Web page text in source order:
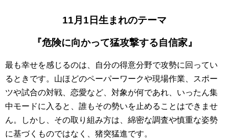
11月1日生まれのテーマ
『危険に向かって猛攻撃する自信家』
最も幸せを感じるのは、自分の得意分野で攻勢に回ってい
るときです。山ほどのペーパーワークや現場作業、スポー
ツや試合の対戦、恋愛など、対象が何であれ、いったん集
中モードに入ると、誰もその勢いを止めることはできませ
ん。しかし、その取り組み方は、綿密な調査や慎重な姿勢
に基づくものではなく、猪突猛進です。